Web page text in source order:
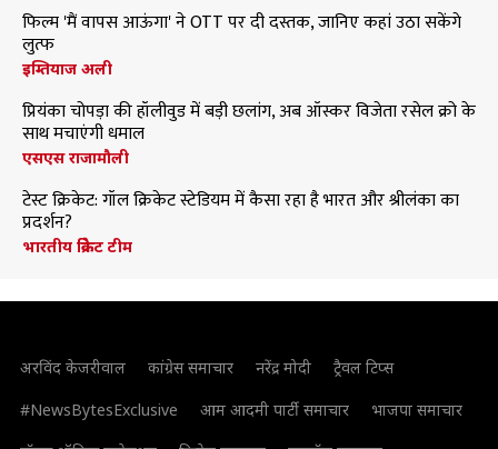
फिल्म 'मैं वापस आऊंगा' ने OTT पर दी दस्तक, जानिए कहां उठा सकेंगे
लुत्फ
इम्तियाज अली
प्रियंका चोपड़ा की हॉलीवुड में बड़ी छलांग, अब ऑस्कर विजेता रसेल क्रो के
साथ मचाएंगी धमाल
एसएस राजामौली
टेस्ट क्रिकेट: गॉल क्रिकेट स्टेडियम में कैसा रहा है भारत और श्रीलंका का
प्रदर्शन?
भारतीय क्रिकेट टीम
अरविंद केजरीवाल कांग्रेस समाचार नरेंद्र मोदी
ट्रैवल टिप्स
#NewsBytesExclusive
आम आदमी पार्टी समाचार
भाजपा समाचार